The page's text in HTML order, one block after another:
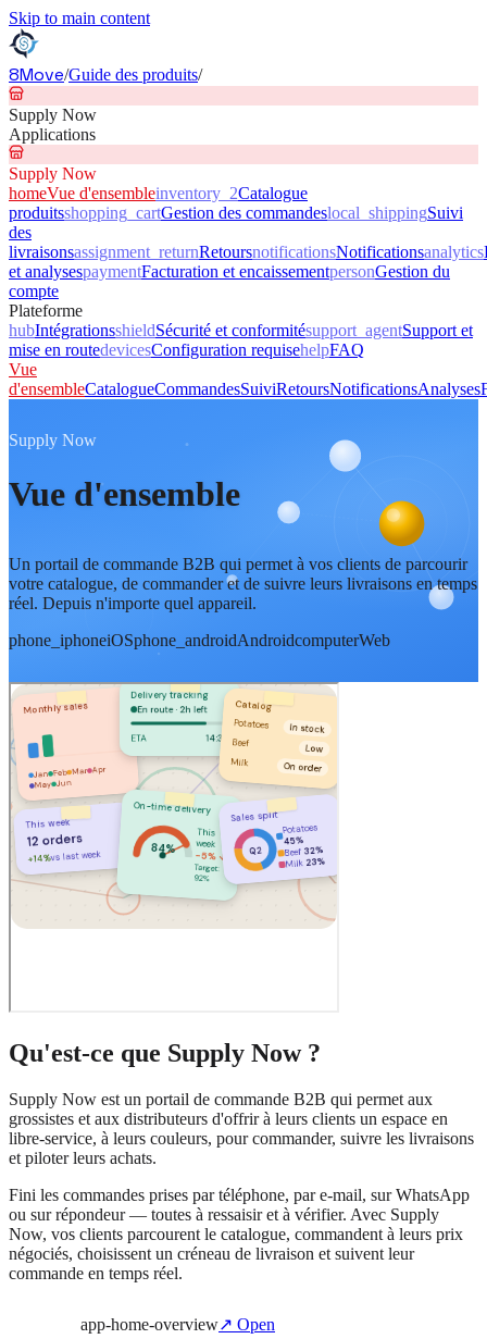
Skip to main content
8Move/Guide des produits/
Supply Now
Applications
Supply Now
homeVue d'ensembleinventory_2Catalogue
produitsshopping_cartGestion des commandeslocal_shippingSuivi
des
livraisonsassignment_returnRetoursnotificationsNotificationsanalytics
et analysespaymentFacturation et encaissementpersonGestion du
compte
Plateforme
hubIntégrationsshieldSécurité et conformitésupport_agentSupport et
mise en routedevicesConfiguration requisehelpFAQ
Vue
d'ensembleCatalogueCommandesSuiviRetoursNotificationsAnalyses
Supply Now
Vue d'ensemble
Un portail de commande B2B qui permet à vos clients de parcourir
votre catalogue, de commander et de suivre leurs livraisons en temps
réel. Depuis n'importe quel appareil.
phone_iphoneiOSphone_androidAndroidcomputerWeb
Qu'est-ce que Supply Now ?
Supply Now est un portail de commande B2B qui permet aux
grossistes et aux distributeurs d'offrir à leurs clients un espace en
libre-service, à leurs couleurs, pour commander, suivre les livraisons
et piloter leurs achats.
Fini les commandes prises par téléphone, par e-mail, sur WhatsApp
ou sur répondeur — toutes à ressaisir et à vérifier. Avec Supply
Now, vos clients parcourent le catalogue, commandent à leurs prix
négociés, choisissent un créneau de livraison et suivent leur
commande en temps réel.
app-home-overview↗ Open